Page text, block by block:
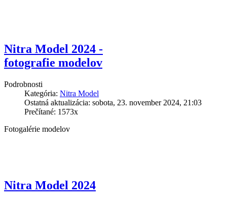
Nitra Model 2024 -
fotografie modelov
Podrobnosti
Kategória: Nitra Model
Ostatná aktualizácia: sobota, 23. november 2024, 21:03
Prečítané: 1573x
Fotogalérie modelov
Nitra Model 2024